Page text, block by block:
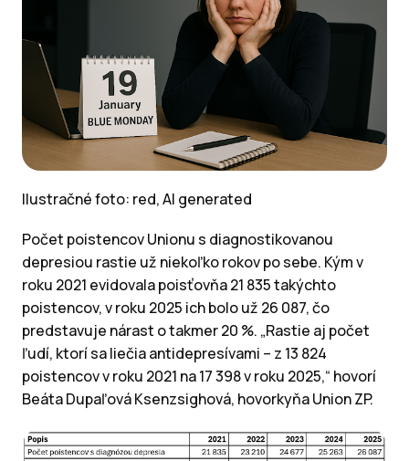
Ilustračné foto: red, AI generated
Počet poistencov Unionu s diagnostikovanou
depresiou rastie už niekoľko rokov po sebe. Kým v
roku 2021 evidovala poisťovňa 21 835 takýchto
poistencov, v roku 2025 ich bolo už 26 087, čo
predstavuje nárast o takmer 20 %. „Rastie aj počet
ľudí, ktorí sa liečia antidepresívami – z 13 824
poistencov v roku 2021 na 17 398 v roku 2025,“ hovorí
Beáta Dupaľová Ksenzsighová, hovorkyňa Union ZP.